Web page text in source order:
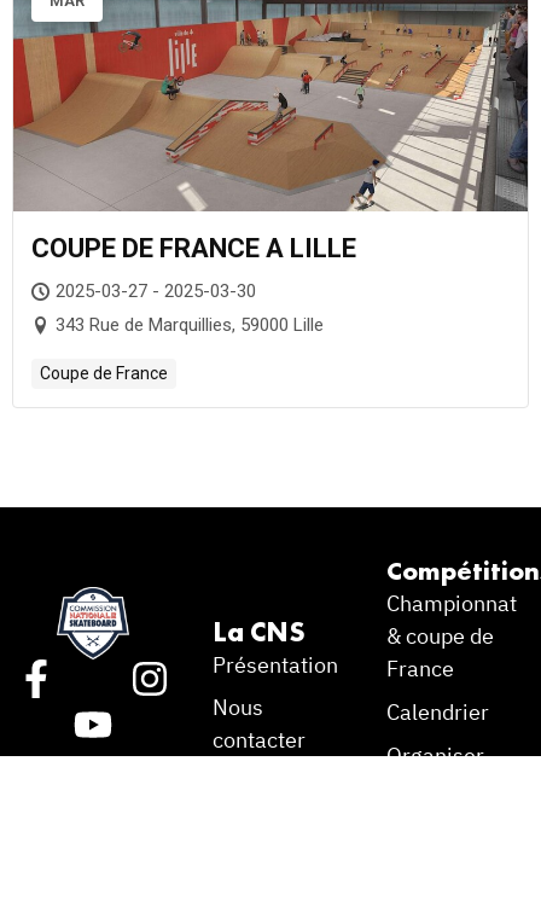
COUPE DE FRANCE A LILLE
2025-03-27 - 2025-03-30
343 Rue de Marquillies, 59000 Lille
Coupe de France
La CNS
Présentation
Nous
contacter
Championnat
& coupe de
France
Calendrier
Organiser